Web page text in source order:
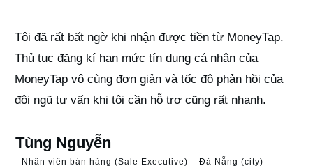
Tôi đã rất bất ngờ khi nhận được tiền từ MoneyTap.
Thủ tục đăng kí hạn mức tín dụng cá nhân của
MoneyTap vô cùng đơn giản và tốc độ phản hồi của
đội ngũ tư vấn khi tôi cần hỗ trợ cũng rất nhanh.
Tùng Nguyễn
- Nhân viên bán hàng (Sale Executive) – Đà Nẵng (city)